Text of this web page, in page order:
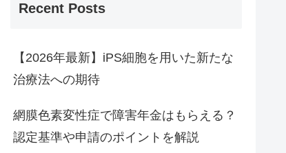
Recent Posts
【2026年最新】iPS細胞を用いた新たな
治療法への期待
網膜色素変性症で障害年金はもらえる？
認定基準や申請のポイントを解説